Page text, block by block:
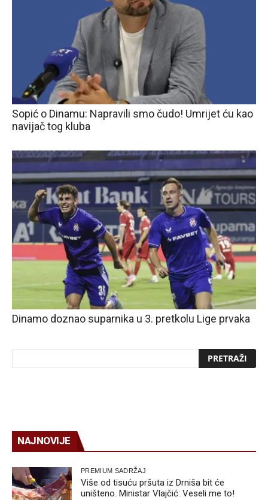
Sopić o Dinamu: Napravili smo čudo! Umrijet ću kao
navijač tog kluba
Dinamo doznao suparnika u 3. pretkolu Lige prvaka
NAJNOVIJE
PREMIUM SADRŽAJ
Više od tisuću pršuta iz Drniša bit će
uništeno. Ministar Vlajčić: Veseli me to!